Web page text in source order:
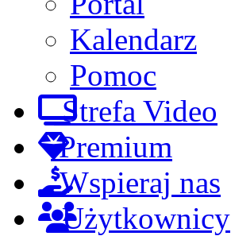
Kalendarz
Pomoc
Strefa Video
Premium
Wspieraj nas
Użytkownicy